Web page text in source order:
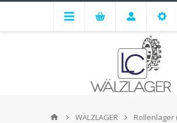
WÄLZLAGER
Rollenlager